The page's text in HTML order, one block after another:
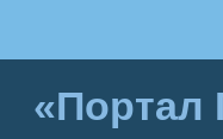
«Портал